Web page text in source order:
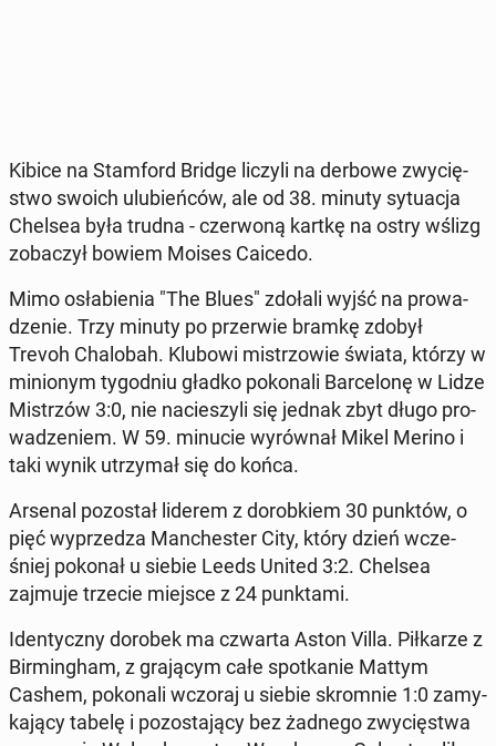
Kibice na Stam­ford Bridge liczyli na derbowe zwy­cię­
stwo swoich ulu­bień­ców, ale od 38. minuty sy­tu­acja
Chelsea była trudna - czer­wo­ną kartkę na ostry wślizg
zo­ba­czył bowiem Moises Caicedo.
Mimo osła­bie­nia "The Blues" zdołali wyjść na pro­wa­
dze­nie. Trzy minuty po prze­rwie bramkę zdobył
Trevoh Cha­lo­bah. Klubowi mi­strzo­wie świata, którzy w
mi­nio­nym ty­go­dniu gładko po­ko­na­li Bar­ce­lo­nę w Lidze
Mi­strzów 3:0, nie na­cie­szy­li się jednak zbyt długo pro­
wa­dze­niem. W 59. minucie wy­rów­nał Mikel Merino i
taki wynik utrzy­mał się do końca.
Arsenal po­zo­stał liderem z do­rob­kiem 30 punktów, o
pięć wy­prze­dza Man­che­ster City, który dzień wcze­
śniej pokonał u siebie Leeds United 3:2. Chelsea
zajmuje trzecie miejsce z 24 punk­ta­mi.
Iden­tycz­ny dorobek ma czwarta Aston Villa. Pił­ka­rze z
Bir­ming­ham, z gra­ją­cym całe spo­tka­nie Mattym
Cashem, po­ko­na­li wczoraj u siebie skrom­nie 1:0 za­my­
ka­ją­cy tabelę i po­zo­sta­ją­cy bez żadnego zwy­cię­stwa